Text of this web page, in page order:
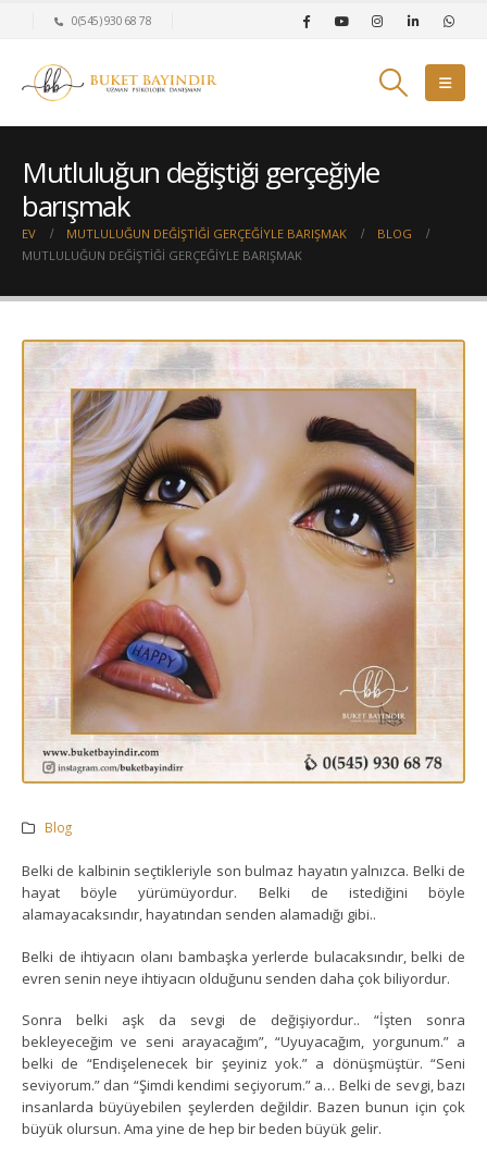
0(545) 930 68 78
Mutluluğun değiştiği gerçeğiyle
barışmak
EV MUTLULUĞUN DEĞIŞTIĞI GERÇEĞIYLE BARIŞMAK
BLOG
MUTLULUĞUN DEĞIŞTIĞI GERÇEĞIYLE BARIŞMAK
Blog
Belki de kalbinin seçtikleriyle son bulmaz hayatın yalnızca. Belki de
hayat böyle yürümüyordur. Belki de istediğini böyle
alamayacaksındır, hayatından senden alamadığı gibi..
Belki de ihtiyacın olanı bambaşka yerlerde bulacaksındır, belki de
evren senin neye ihtiyacın olduğunu senden daha çok biliyordur.
Sonra belki aşk da sevgi de değişiyordur.. “İşten sonra
bekleyeceğim ve seni arayacağım”, “Uyuyacağım, yorgunum.” a
belki de “Endişelenecek bir şeyiniz yok.” a dönüşmüştür. “Seni
seviyorum.” dan “Şimdi kendimi seçiyorum.” a… Belki de sevgi, bazı
insanlarda büyüyebilen şeylerden değildir. Bazen bunun için çok
büyük olursun. Ama yine de hep bir beden büyük gelir.